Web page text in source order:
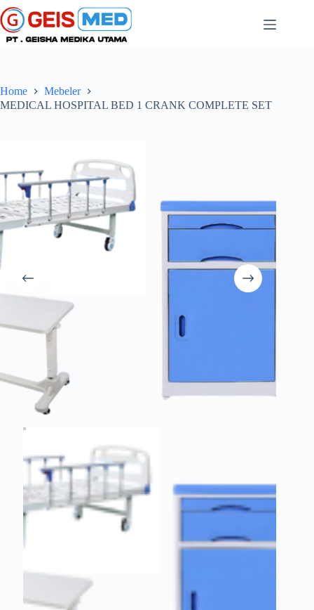
Home
Mebeler
MEDICAL HOSPITAL BED 1 CRANK COMPLETE SET